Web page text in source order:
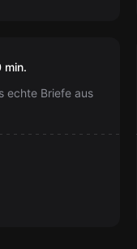
min.
echte Briefe aus